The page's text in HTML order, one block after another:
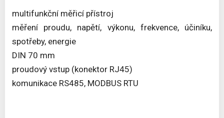
multifunkční měřicí přístroj
měření proudu, napětí, výkonu, frekvence, účiníku,
spotřeby, energie
DIN 70 mm
proudový vstup (konektor RJ45)
komunikace RS485, MODBUS RTU